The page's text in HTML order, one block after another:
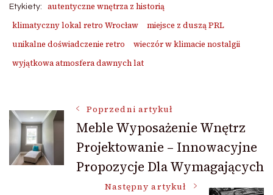
Etykiety:
autentyczne wnętrza z historią
klimatyczny lokal retro Wrocław
miejsce z duszą PRL
unikalne doświadczenie retro
wieczór w klimacie nostalgii
wyjątkowa atmosfera dawnych lat
Nawigacja
wpisu
Poprzedni artykuł
Meble Wyposażenie Wnętrz
Projektowanie – Innowacyjne
Propozycje Dla Wymagających
Następny artykuł